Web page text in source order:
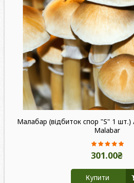
Малабар (відбиток спор "S" 1 шт.)
Malabar
301.00₴
Купити